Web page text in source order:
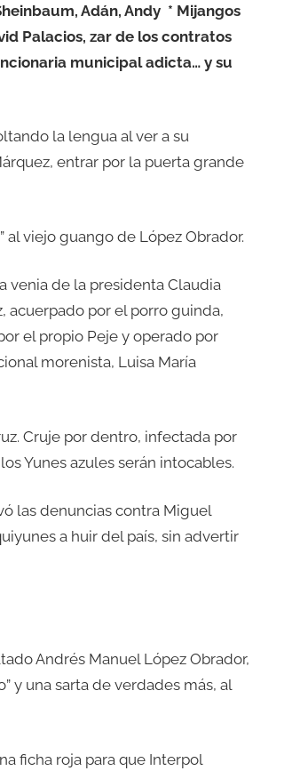
Adán, Andy * Mijangos
Palacios, zar de los contratos
municipal adicta… y su
la lengua al ver a su
entrar por la puerta grande
viejo guango de López Obrador.
venia de la presidenta Claudia
acuerpado por el porro guinda,
el propio Peje y operado por
morenista, Luisa María
Cruje por dentro, infectada por
Yunes azules serán intocables.
las denuncias contra Miguel
a huir del país, sin advertir
Andrés Manuel López Obrador,
y una sarta de verdades más, al
ficha roja para que Interpol